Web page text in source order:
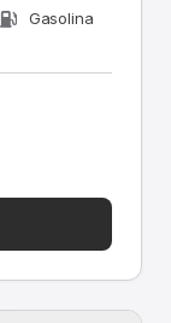
Gasolina